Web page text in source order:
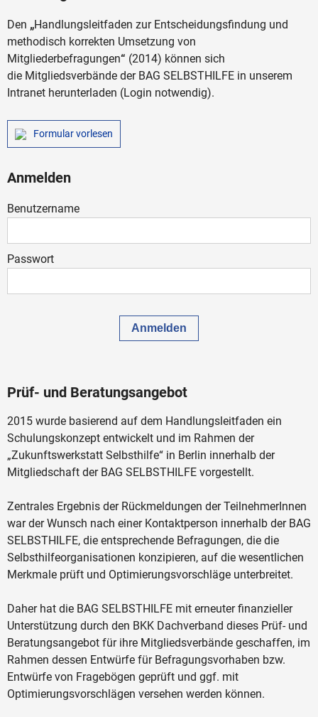
Den „Handlungsleitfaden zur Entscheidungsfindung und
methodisch korrekten Umsetzung von
Mitgliederbefragungen“ (2014) können sich
die Mitgliedsverbände der BAG SELBSTHILFE in unserem
Intranet herunterladen (Login notwendig).
Formular vorlesen
Anmelden
Benutzername
Passwort
Prüf- und Beratungsangebot
2015 wurde basierend auf dem Handlungsleitfaden ein
Schulungskonzept entwickelt und im Rahmen der
„Zukunftswerkstatt Selbsthilfe“ in Berlin innerhalb der
Mitgliedschaft der BAG SELBSTHILFE vorgestellt.
Zentrales Ergebnis der Rückmeldungen der TeilnehmerInnen
war der Wunsch nach einer Kontaktperson innerhalb der BAG
SELBSTHILFE, die entsprechende Befragungen, die die
Selbsthilfeorganisationen konzipieren, auf die wesentlichen
Merkmale prüft und Optimierungsvorschläge unterbreitet.
Daher hat die BAG SELBSTHILFE mit erneuter finanzieller
Unterstützung durch den BKK Dachverband dieses Prüf- und
Beratungsangebot für ihre Mitgliedsverbände geschaffen, im
Rahmen dessen Entwürfe für Befragungsvorhaben bzw.
Entwürfe von Fragebögen geprüft und ggf. mit
Optimierungsvorschlägen versehen werden können.